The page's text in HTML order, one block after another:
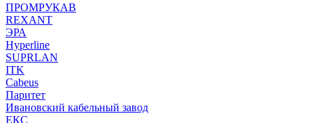
ПРОМРУКАВ
REXANT
ЭРА
Hyperline
SUPRLAN
ITK
Cabeus
Паритет
Ивановский кабельный завод
ЕКС